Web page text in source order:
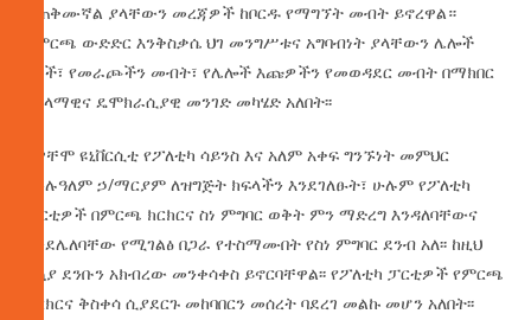
ይጠቅሙኛል ያላቸውን መረጃዎች ከቦርዱ የማግኘት መብት ይኖረዋል።
የምርጫ ውድድር እንቅስቃሴ ህገ መንግሥቱና አግባብነት ያላቸውን ሌሎች
ህጎች፣ የመራጮችን መብት፣ የሌሎች እጩዎችን የመወዳደር መብት በማክበር
በሰላማዊና ዴሞክራሲያዊ መንገድ መካሄድ አለበት፡፡
በዋቸሞ ዩኒቨርሲቲ የፖለቲካ ሳይንስ እና አለም አቀፍ ግንኙነት መምህር
ሙሉዓለም ኃ/ማርያም ለዝግጅት ክፍላችን እንደገለፁት፣ ሁሉም የፖለቲካ
ፓርቲዎች በምርጫ ክርክርና ስነ ምግባር ወቅት ምን ማድረግ እንዳለባቸውና
እንደሌለባቸው የሚገልፅ በጋራ የተስማሙበት የስነ ምግባር ደንብ አለ፡፡ ከዚህ
አኳያ ደንቡን አክብረው መንቀሳቀስ ይኖርባቸዋል፡፡ የፖለቲካ ፓርቲዎች የምርጫ
ክርክርና ቅስቀሳ ሲያደርጉ መከባበርን መሰረት ባደረገ መልኩ መሆን አለበት፡፡